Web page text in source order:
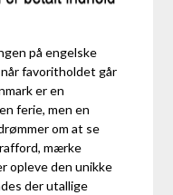
på engelske
favoritholdet går
er en
ferie, men en
om at se
mærke
opleve den unikke
der utallige